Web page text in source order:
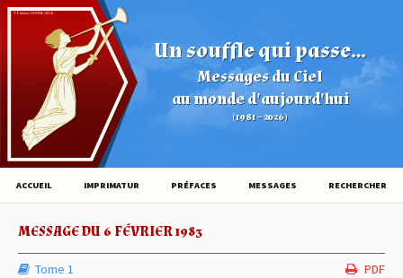
Un souffle qui passe...
Messages du Ciel
au monde d'aujourd'hui
(1981 – 2026)
© Éditions HOVINE (2026)
ACCUEIL IMPRIMATUR PRÉFACES MESSAGES RECHERCHER
MESSAGE DU 6 FÉVRIER 1983
Tome 1 PDF